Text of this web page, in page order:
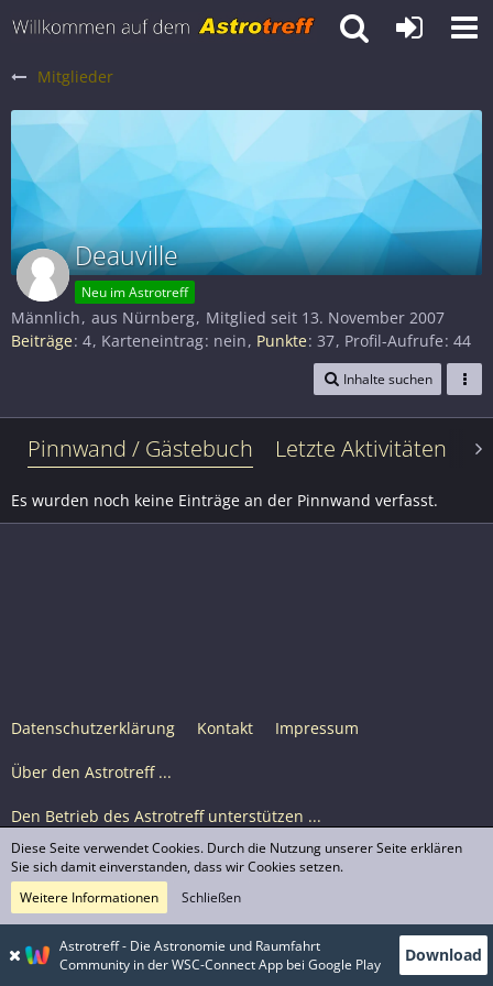
Mitglieder
Deauville
Neu im Astrotreff
Männlich aus Nürnberg Mitglied seit 13. November 2007
Beiträge 4 Karteneintrag nein Punkte 37 Profil-Aufrufe 44
Inhalte suchen
Pinnwand / Gästebuch Letzte Aktivitäten
Es wurden noch keine Einträge an der Pinnwand verfasst.
Datenschutzerklärung Kontakt Impressum
Über den Astrotreff ...
Den Betrieb des Astrotreff unterstützen ...
Nutzungsbedingungen
© Astrotreff 2001-2026, lizenziert unter CC BY-SA,
sofern für einzelne Inhalte nicht anders angegeben
Astrotreff - Die Astronomie und Raumfahrt
Community in der WSC-Connect App bei Google Play
Download
Diese Seite verwendet Cookies. Durch die Nutzung unserer Seite erklären
Sie sich damit einverstanden, dass wir Cookies setzen.
Weitere Informationen
Schließen